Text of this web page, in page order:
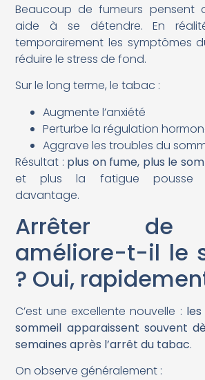
Beaucoup de fumeurs pensent
aide à se détendre. En
temporairement les symptômes
réduire le stress de fond.
Sur le long terme, le tabac :
Augmente l’anxiété
Perturbe la régulation
Aggrave les troubles du
Résultat : plus on fume, plus le
et plus la fatigue pousse
davantage.
Arrêter de
améliore-t-il le
? Oui,
C’est une excellente nouvelle :
sommeil apparaissent souvent
semaines après l’arrêt du tabac.
On observe généralement :